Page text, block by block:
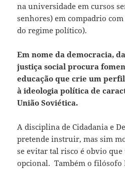
na universidade em cursos
senhores) em compadrio
do regime político).
Em nome da democracia,
justiça social procura
educação que crie um
à ideologia política de
União Soviética.
A disciplina de Cidadania e
pretende instruir, mas sim
se evitar tal risco é obvio
opcional. Também o